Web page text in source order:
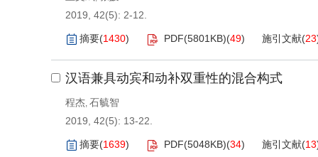
2019, 42(5): 2-12.
摘要(1430) PDF(5801KB)(49) 施引文献(23
汉语兼具动宾和动补双重性的混合构式
程杰 石毓智
2019, 42(5): 13-22.
摘要(1639) PDF(5048KB)(34) 施引文献(13